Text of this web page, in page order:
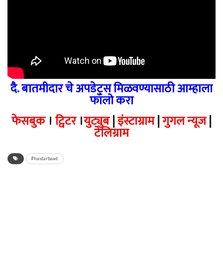
दै. बातमीदार चे अपडेट्स मिळवण्यासाठी आम्हाला
फॉलो करा
फेसबुक। ट्विटर।युट्युब|इंस्टाग्राम|गुगल न्यूज|
टेलिग्राम
#haidarbaad.